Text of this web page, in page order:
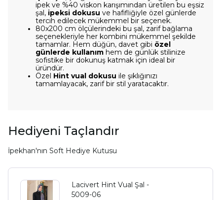
ipek ve %40 viskon karışımından üretilen bu eşsiz
şal, ipeksi dokusu ve hafifliğiyle özel günlerde
tercih edilecek mükemmel bir seçenek.
80x200 cm ölçülerindeki bu şal, zarif bağlama
seçenekleriyle her kombini mükemmel şekilde
tamamlar. Hem düğün, davet gibi özel
günlerde kullanım hem de günlük stilinize
sofistike bir dokunuş katmak için ideal bir
üründür.
Özel Hint vual dokusu ile şıklığınızı
tamamlayacak, zarif bir stil yaratacaktır.
Hediyeni Taçlandır
İpekhan'nın Soft Hediye Kutusu
Lacivert Hint Vual Şal -
5009-06